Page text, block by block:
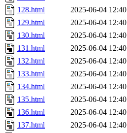
128.html
2025-06-04 12:40
129.html
2025-06-04 12:40
130.html
2025-06-04 12:40
131.html
2025-06-04 12:40
132.html
2025-06-04 12:40
133.html
2025-06-04 12:40
134.html
2025-06-04 12:40
135.html
2025-06-04 12:40
136.html
2025-06-04 12:40
137.html
2025-06-04 12:40